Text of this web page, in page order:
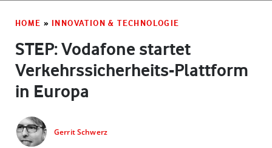
HOME » INNOVATION & TECHNOLOGIE
STEP: Vodafone startet
Verkehrssicherheits-Plattform
in Europa
Gerrit Schwerz